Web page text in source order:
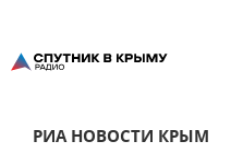
РИА НОВОСТИ КРЫМ